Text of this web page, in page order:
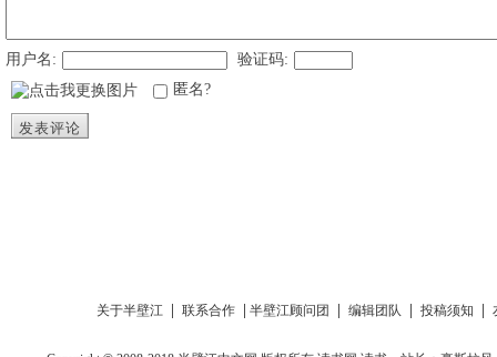
用户名:
验证码:
匿名?
发表评论
关于半壁江 联系合作 半壁江顾问团 编辑团队 投稿须知